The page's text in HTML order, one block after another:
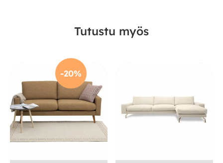
Tutustu myös
-20%